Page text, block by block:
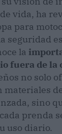
vida, ha
para
seguridad
la
fuera de la
no solo
materiales
sino
prenda
uso diario.